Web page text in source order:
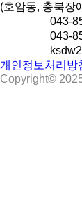
(호암동, 충북장
043-
043-
개인정보처리방
Copyright©